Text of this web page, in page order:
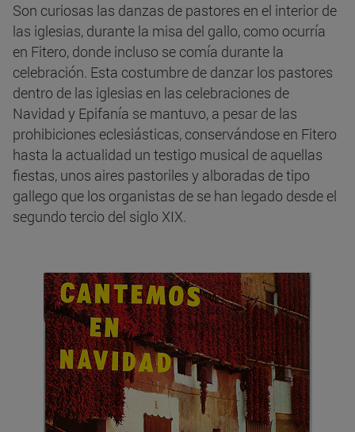
Son curiosas las danzas de pastores en el interior de
las iglesias, durante la misa del gallo, como ocurría
en Fitero, donde incluso se comía durante la
celebración. Esta costumbre de danzar los pastores
dentro de las iglesias en las celebraciones de
Navidad y Epifanía se mantuvo, a pesar de las
prohibiciones eclesiásticas, conservándose en Fitero
hasta la actualidad un testigo musical de aquellas
fiestas, unos aires pastoriles y alboradas de tipo
gallego que los organistas de se han legado desde el
segundo tercio del siglo XIX.